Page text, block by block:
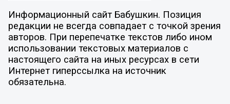
Информационный сайт Бабушкин. Позиция
редакции не всегда совпадает с точкой зрения
авторов. При перепечатке текстов либо ином
использовании текстовых материалов с
настоящего сайта на иных ресурсах в сети
Интернет гиперссылка на источник
обязательна.